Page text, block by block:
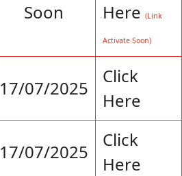
Soon
Here (Link
Activate Soon)
17/07/2025
Click
Here
17/07/2025
Click
Here